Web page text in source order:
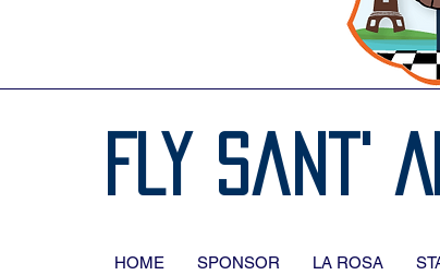
Fly Sant'
HOME SPONSOR LA ROSA